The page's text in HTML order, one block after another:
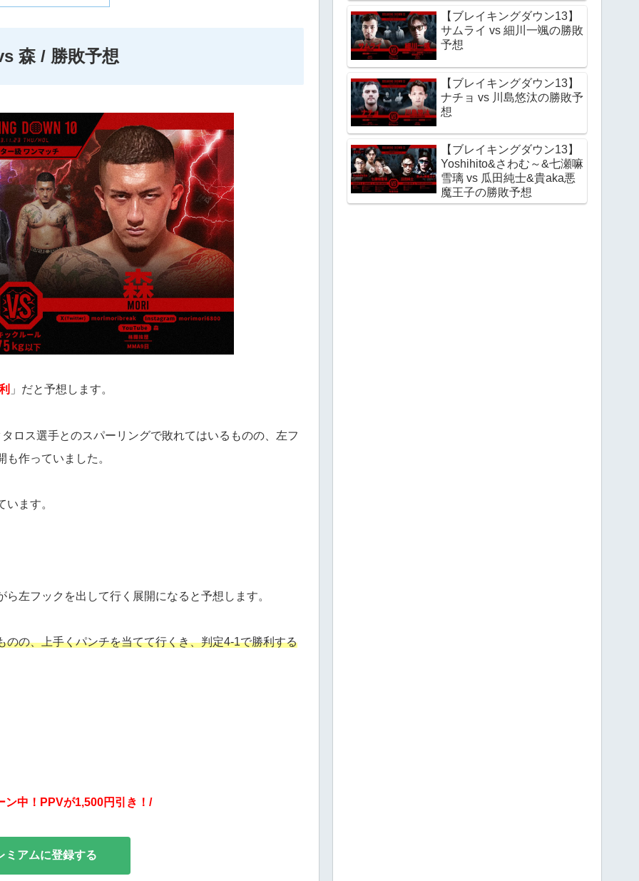
森 / 勝敗予想
」だと予想します。
ロス選手とのスパーリングで敗れてはいるものの、左フ
作っていました。
います。
左フックを出して行く展開になると予想します。
の、上手くパンチを当てて行くき、判定4-1で勝利する
ン中！PPVが1,500円引き！/
ミアムに登録する
【ブレイキングダウン13】
サムライ vs 細川一颯の勝敗
予想
【ブレイキングダウン13】
ナチョ vs 川島悠汰の勝敗予
想
【ブレイキングダウン13】
Yoshihito&さわむ～&七瀬嘛
雪璃 vs 瓜田純士&貴aka悪
魔王子の勝敗予想